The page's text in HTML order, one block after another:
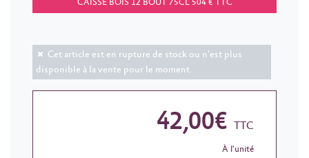
CAISSE BOIS 12 BOUT 75CL 504 € TTC
Cet article est en rupture de stock ou n'est plus
disponible à la vente pour le moment.
42,00€ TTC
À l'unité